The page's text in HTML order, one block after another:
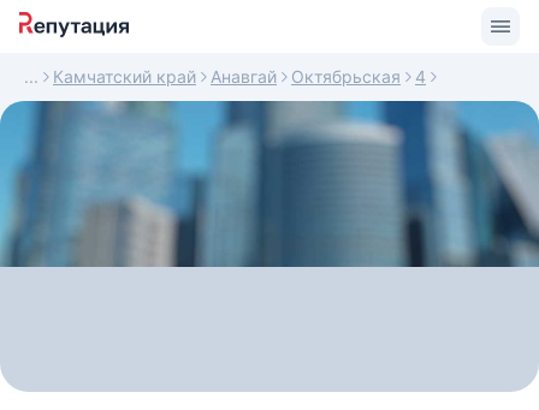
Камчатский край Анавгай Октябрьская 4